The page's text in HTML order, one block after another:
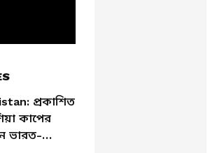
প্রকাশিত
কাপের
ভারত-